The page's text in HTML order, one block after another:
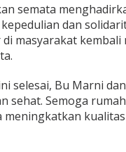
semata
dan
masyarakat
selesai, Bu Marni
sehat. Semoga